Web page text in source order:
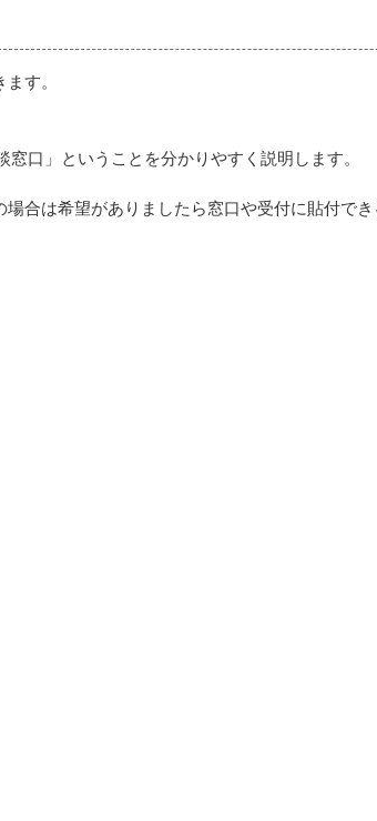
す。
口」ということを分かりやすく説明します。
合は希望がありましたら窓口や受付に貼付で